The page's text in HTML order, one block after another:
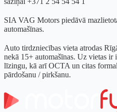
SIA VAG Motors piedāvā
automašīnas.
Auto tirdzniecības vieta atrodas
nekā 15+ automašīnas. Uz vietas ir
līzingu, kā arī OCTA un citas
pārdošanu / pirkšanu.